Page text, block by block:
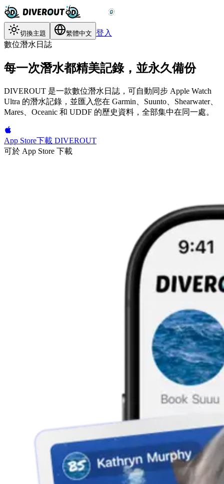
切換主題 繁體中文 登入
數位潛水日誌
每一次潛水都精美記錄，並永久備份
DIVEROUT 是一款數位潛水日誌，可自動同步 Apple Watch
Ultra 的潛水記錄，並匯入您在 Garmin、Suunto、Shearwater、
Mares、Oceanic 和 UDDF 的歷史資料，全部集中在同一處。
App Store下載 DIVEROUT
可於 App Store 下載